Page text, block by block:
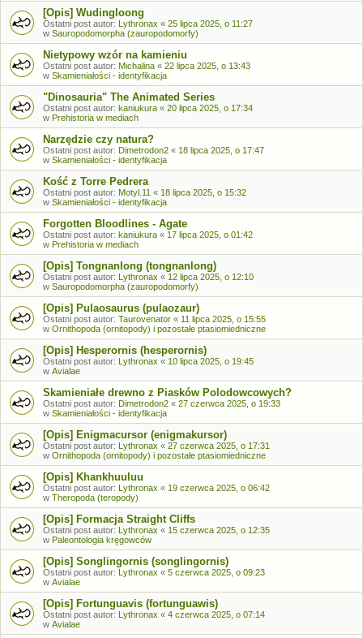
[Opis] Wudingloong
Ostatni post autor: Lythronax « 25 lipca 2025, o 11:27
w Sauropodomorpha (zauropodomorfy)
Nietypowy wzór na kamieniu
Ostatni post autor: Michalina « 22 lipca 2025, o 13:43
w Skamieniałości - identyfikacja
"Dinosauria" The Animated Series
Ostatni post autor: kaniukura « 20 lipca 2025, o 17:34
w Prehistoria w mediach
Narzędzie czy natura?
Ostatni post autor: Dimetrodon2 « 18 lipca 2025, o 17:47
w Skamieniałości - identyfikacja
Kość z Torre Pedrera
Ostatni post autor: Motyl.11 « 18 lipca 2025, o 15:32
w Skamieniałości - identyfikacja
Forgotten Bloodlines - Agate
Ostatni post autor: kaniukura « 17 lipca 2025, o 01:42
w Prehistoria w mediach
[Opis] Tongnanlong (tongnanlong)
Ostatni post autor: Lythronax « 12 lipca 2025, o 12:10
w Sauropodomorpha (zauropodomorfy)
[Opis] Pulaosaurus (pulaozaur)
Ostatni post autor: Taurovenator « 11 lipca 2025, o 15:55
w Ornithopoda (ornitopody) i pozostałe ptasiomiedniczne
[Opis] Hesperornis (hesperornis)
Ostatni post autor: Lythronax « 10 lipca 2025, o 19:45
w Avialae
Skamieniałe drewno z Piasków Polodowcowych?
Ostatni post autor: Dimetrodon2 « 27 czerwca 2025, o 19:33
w Skamieniałości - identyfikacja
[Opis] Enigmacursor (enigmakursor)
Ostatni post autor: Lythronax « 27 czerwca 2025, o 17:31
w Ornithopoda (ornitopody) i pozostałe ptasiomiedniczne
[Opis] Khankhuuluu
Ostatni post autor: Lythronax « 19 czerwca 2025, o 06:42
w Theropoda (teropody)
[Opis] Formacja Straight Cliffs
Ostatni post autor: Lythronax « 15 czerwca 2025, o 12:35
w Paleontologia kręgowców
[Opis] Songlingornis (songlingornis)
Ostatni post autor: Lythronax « 5 czerwca 2025, o 09:23
w Avialae
[Opis] Fortunguavis (fortunguawis)
Ostatni post autor: Lythronax « 4 czerwca 2025, o 07:14
w Avialae